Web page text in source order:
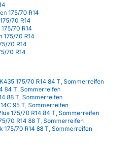
175/70 R14
70 R14
70 R14
175/70 R14
70 R14
70 R14
175/70 R14 84 T, Sommerreifen
84 T, Sommerreifen
88 T, Sommerreifen
95 T, Sommerreifen
175/70 R14 84 T, Sommerreifen
70 R14 88 T, Sommerreifen
175/70 R14 88 T, Sommerreifen